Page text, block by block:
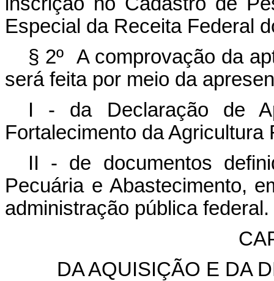
Especial da Receita Federal
§ 2º A comprovação da
será feita por meio da
I - da Declaração de
Fortalecimento da Agricultura
II - de documentos
Pecuária e Abastecimento,
administração pública federal.
DA AQUISIÇÃO E DA